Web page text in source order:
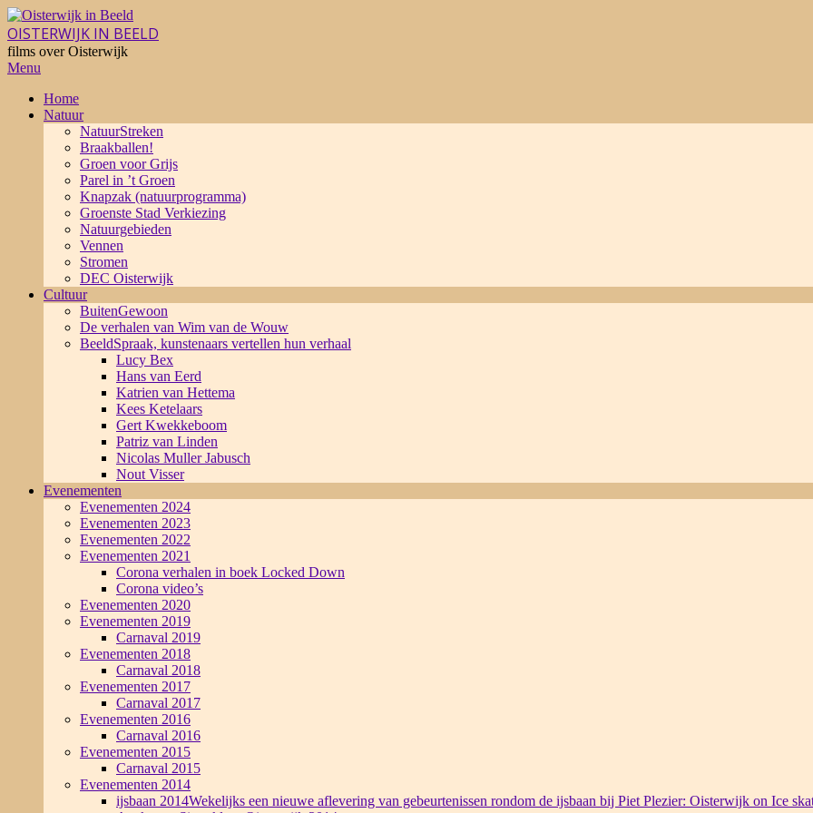
Skip
to
content
OISTERWIJK IN BEELD
films over Oisterwijk
Primary
Menu
Menu
Home
Natuur
NatuurStreken
Braakballen!
Groen voor Grijs
Parel in ’t Groen
Knapzak (natuurprogramma)
Groenste Stad Verkiezing
Natuurgebieden
Vennen
Stromen
DEC Oisterwijk
Cultuur
BuitenGewoon
De verhalen van Wim van de Wouw
BeeldSpraak, kunstenaars vertellen hun verhaal
Lucy Bex
Hans van Eerd
Katrien van Hettema
Kees Ketelaars
Gert Kwekkeboom
Patriz van Linden
Nicolas Muller Jabusch
Nout Visser
Evenementen
Evenementen 2024
Evenementen 2023
Evenementen 2022
Evenementen 2021
Corona verhalen in boek Locked Down
Corona video’s
Evenementen 2020
Evenementen 2019
Carnaval 2019
Evenementen 2018
Carnaval 2018
Evenementen 2017
Carnaval 2017
Evenementen 2016
Carnaval 2016
Evenementen 2015
Carnaval 2015
Evenementen 2014
ijsbaan 2014Wekelijks een nieuwe aflevering van gebeurtenissen rondom de ijsbaan bij Piet Plezier: Oisterwijk on Ice